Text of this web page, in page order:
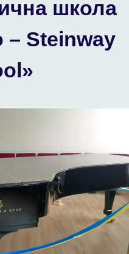
школа
– Steinway